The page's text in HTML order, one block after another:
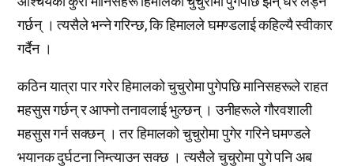
गर्छन् । त्यसैले भन्ने गरिन्छ, कि हिमालले घमण्डलाई कहिल्यै स्वीकार
गर्दैन ।
कठिन यात्रा पार गरेर हिमालको चुचुरोमा पुगेपछि मानिसहरूले राहत
महसुस गर्छन् र आफ्नो तनावलाई भुल्छन् । उनीहरूले गौरवशाली
महसुस गर्न सक्छन् । तर हिमालको चुचुरोमा पुगेर गरिने घमण्डले
भयानक दुर्घटना निम्त्याउन सक्छ । त्यसैले चुचुरोमा पुगे पनि अब